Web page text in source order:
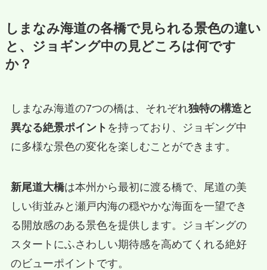
しまなみ海道の各橋で見られる景色の違い
と、ジョギング中の見どころは何です
か？
しまなみ海道の7つの橋は、それぞれ独特の構造と
異なる絶景ポイント を持っており、ジョギング中
に多様な景色の変化を楽しむことができます。
新尾道大橋は本州から最初に渡る橋で、尾道の美
しい街並みと瀬戸内海の穏やかな海面を一望でき
る開放感のある景色を提供します。ジョギングの
スタートにふさわしい期待感を高めてくれる絶好
のビューポイントです。